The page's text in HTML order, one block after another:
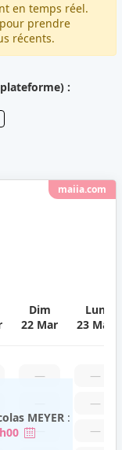
en temps réel.
pour prendre
récents.
:
maiia.com
Dim
22 Mar
Lun
23 Mar
—
—
—
—
—
MEYER: